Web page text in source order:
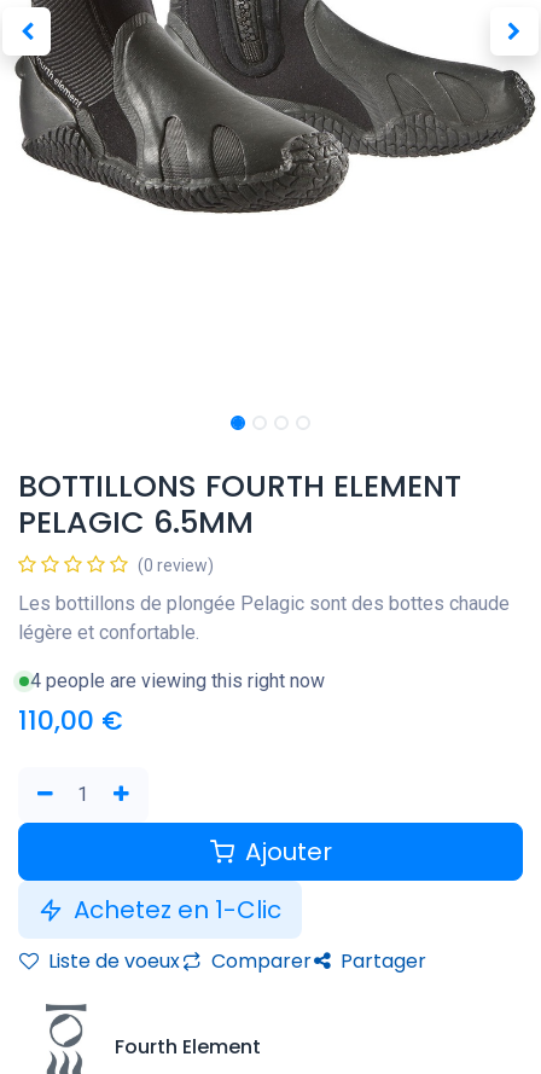
BOTTILLONS FOURTH ELEMENT
PELAGIC 6.5MM
(0 review)
Les bottillons de plongée Pelagic sont des bottes chaude
légère et confortable.
4 people are viewing this right now
110,00 €
Ajouter
Achetez en 1-Clic
Liste de voeux Comparer Partager
Fourth Element